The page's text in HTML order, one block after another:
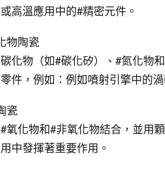
高溫應用中的#精密元件。
物陶瓷
化物（如#碳化矽）、#氮化物
件，例如：例如噴射引擎中的
瓷
氧化物和#非氧化物結合，並用
中發揮著重要作用。